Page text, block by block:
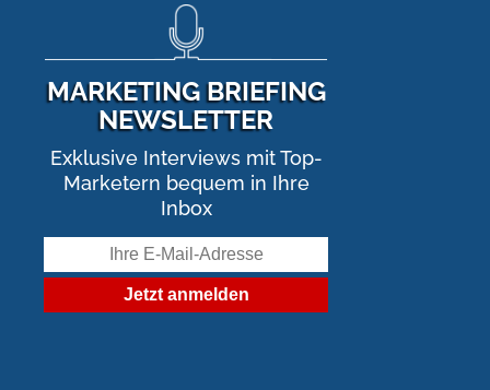
MARKETING BRIEFING
NEWSLETTER
Exklusive Interviews mit Top-
Marketern bequem in Ihre
Inbox